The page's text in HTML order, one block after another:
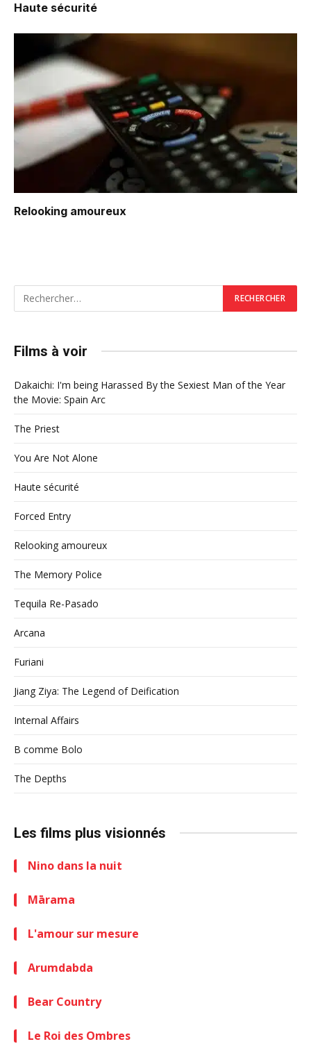
Haute sécurité
Relooking amoureux
Films à voir
Dakaichi: I'm being Harassed By the Sexiest Man of the Year
the Movie: Spain Arc
The Priest
You Are Not Alone
Haute sécurité
Forced Entry
Relooking amoureux
The Memory Police
Tequila Re-Pasado
Arcana
Furiani
Jiang Ziya: The Legend of Deification
Internal Affairs
B comme Bolo
The Depths
Les films plus visionnés
Nino dans la nuit
Mārama
L'amour sur mesure
Arumdabda
Bear Country
Le Roi des Ombres